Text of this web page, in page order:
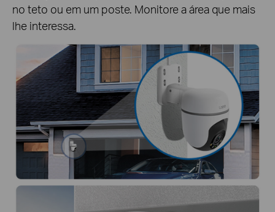
no teto ou em um poste. Monitore a área que mais
lhe interessa.